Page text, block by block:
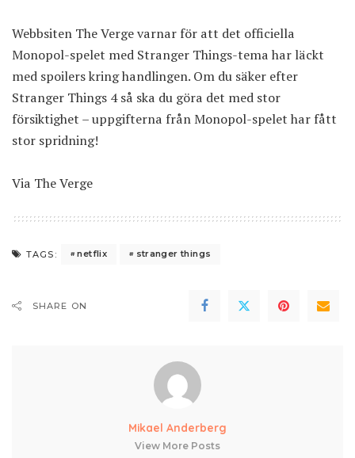
Webbsiten The Verge varnar för att det officiella
Monopol-spelet med Stranger Things-tema har läckt
med spoilers kring handlingen. Om du säker efter
Stranger Things 4 så ska du göra det med stor
försiktighet – uppgifterna från Monopol-spelet har fått
stor spridning!
Via The Verge
TAGS: netflix stranger things
SHARE ON
Mikael Anderberg
View More Posts